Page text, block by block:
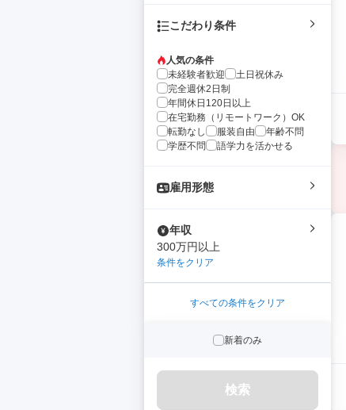
こだわり条件
人気の条件
未経験者歓迎
土日祝休み
完全週休2日制
年間休日120日以上
在宅勤務（リモートワーク）OK
転勤なし
服装自由
年齢不問
学歴不問
語学力を活かせる
雇用形態
年収
300万円以上
条件をクリア
すべての条件をクリア
新着のみ
検索